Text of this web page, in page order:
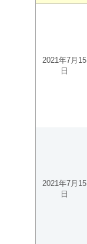
2021年7月15
日
2021年7月15
日